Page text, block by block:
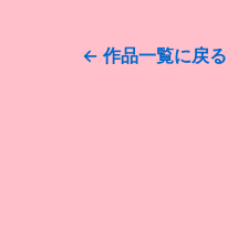
← 作品一覧に戻る